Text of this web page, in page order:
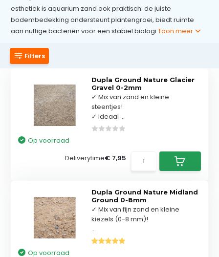
esthetiek is aquarium zand ook praktisch: de juiste
bodembedekking ondersteunt plantengroei, biedt ruimte
aan nuttige bacteriën voor een stabiel biologiToon meer
Filters
Dupla Ground Nature Glacier
Gravel 0-2mm
✓ Mix van zand en kleine
steentjes!
✓ Ideaal ...
Op voorraad
Deliverytime€ 7,95
Dupla Ground Nature Midland
Ground 0-8mm
✓ Mix van fijn zand en kleine
kiezels (0-8 mm)!
...
Op voorraad